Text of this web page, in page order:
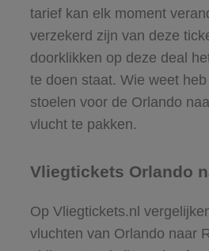
tarief kan elk moment
verzekerd zijn van deze
doorklikken op deze deal
te doen staat. Wie weet
stoelen voor de Orlando
vlucht te pakken.
Vliegtickets Orlando
Op Vliegtickets.nl
vluchten van Orlando naar